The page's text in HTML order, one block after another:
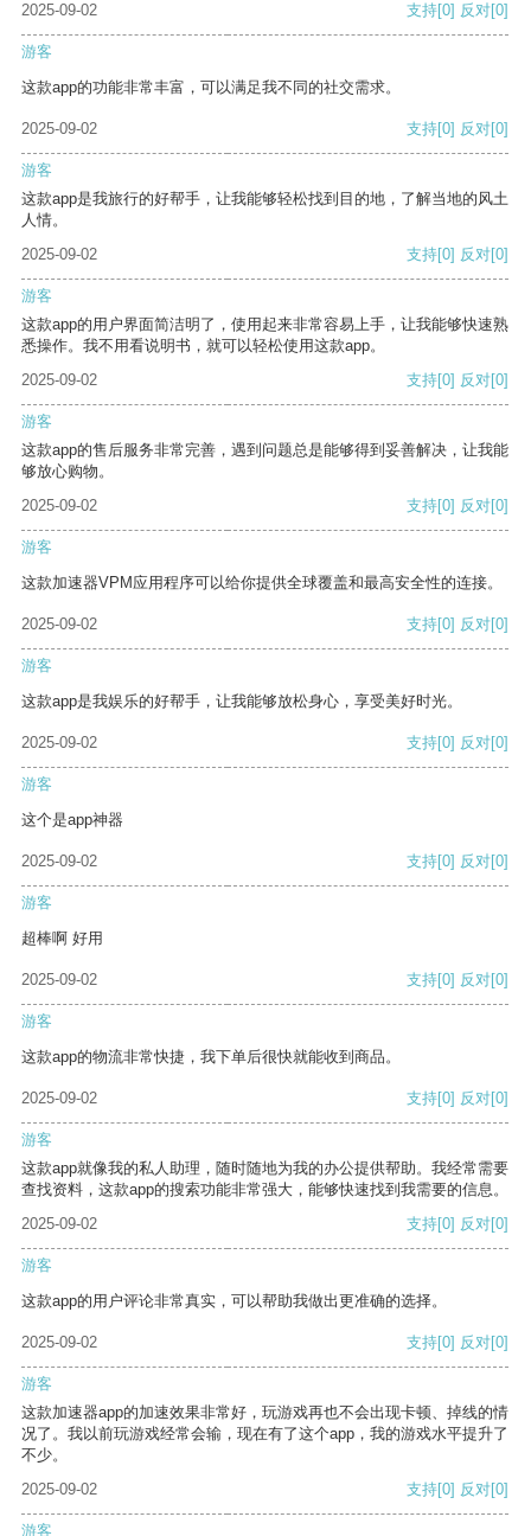
2025-09-02
支持[0] 反对[0]
游客
这款app的功能非常丰富，可以满足我不同的社交需求。
2025-09-02 支持[0] 反对[0]
游客
这款app是我旅行的好帮手，让我能够轻松找到目的地，了解当地的风土
人情。
2025-09-02
支持[0] 反对[0]
游客
这款app的用户界面简洁明了，使用起来非常容易上手，让我能够快速熟
悉操作。我不用看说明书，就可以轻松使用这款app。
2025-09-02
支持[0] 反对[0]
游客
这款app的售后服务非常完善，遇到问题总是能够得到妥善解决，让我能
够放心购物。
2025-09-02
支持[0] 反对[0]
游客
这款加速器VPM应用程序可以给你提供全球覆盖和最高安全性的连接。
2025-09-02 支持[0] 反对[0]
游客
这款app是我娱乐的好帮手，让我能够放松身心，享受美好时光。
2025-09-02 支持[0] 反对[0]
游客
这个是app神器
2025-09-02 支持[0] 反对[0]
游客
超棒啊 好用
2025-09-02 支持[0] 反对[0]
游客
这款app的物流非常快捷，我下单后很快就能收到商品。
2025-09-02 支持[0] 反对[0]
游客
这款app就像我的私人助理，随时随地为我的办公提供帮助。我经常需要
查找资料，这款app的搜索功能非常强大，能够快速找到我需要的信息。
2025-09-02
支持[0] 反对[0]
游客
这款app的用户评论非常真实，可以帮助我做出更准确的选择。
2025-09-02 支持[0] 反对[0]
游客
这款加速器app的加速效果非常好，玩游戏再也不会出现卡顿、掉线的情
况了。我以前玩游戏经常会输，现在有了这个app，我的游戏水平提升了
不少。
2025-09-02
支持[0] 反对[0]
游客